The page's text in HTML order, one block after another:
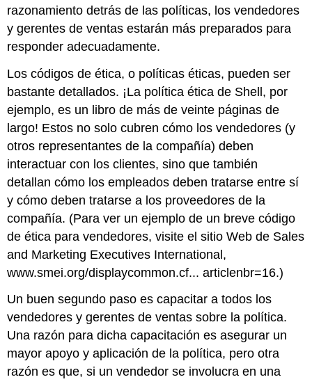
razonamiento detrás de las políticas, los vendedores
y gerentes de ventas estarán más preparados para
responder adecuadamente.
Los códigos de ética, o políticas éticas, pueden ser
bastante detallados. ¡La política ética de Shell, por
ejemplo, es un libro de más de veinte páginas de
largo! Estos no solo cubren cómo los vendedores (y
otros representantes de la compañía) deben
interactuar con los clientes, sino que también
detallan cómo los empleados deben tratarse entre sí
y cómo deben tratarse a los proveedores de la
compañía. (Para ver un ejemplo de un breve código
de ética para vendedores, visite el sitio Web de Sales
and Marketing Executives International,
www.smei.org/displaycommon.cf... articlenbr=16.)
Un buen segundo paso es capacitar a todos los
vendedores y gerentes de ventas sobre la política.
Una razón para dicha capacitación es asegurar un
mayor apoyo y aplicación de la política, pero otra
razón es que, si un vendedor se involucra en una